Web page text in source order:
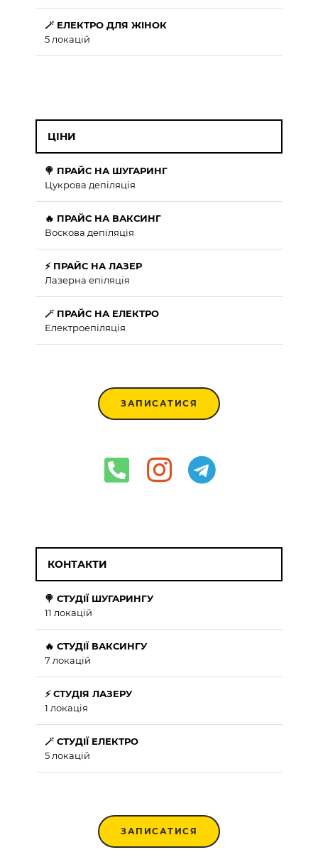
🪄 ЕЛЕКТРО ДЛЯ ЖІНОК
5 локацій
ЦІНИ
🍭 ПРАЙС НА ШУГАРИНГ
Цукрова депіляція
🔥 ПРАЙС НА ВАКСИНГ
Воскова депіляція
⚡ ПРАЙС НА ЛАЗЕР
Лазерна епіляція
🪄 ПРАЙС НА ЕЛЕКТРО
Електроепіляція
ЗАПИСАТИСЯ
КОНТАКТИ
🍭 СТУДІЇ ШУГАРИНГУ
11 локацій
🔥 СТУДІЇ ВАКСИНГУ
7 локацій
⚡ СТУДІЯ ЛАЗЕРУ
1 локація
🪄 СТУДІЇ ЕЛЕКТРО
5 локацій
ЗАПИСАТИСЯ